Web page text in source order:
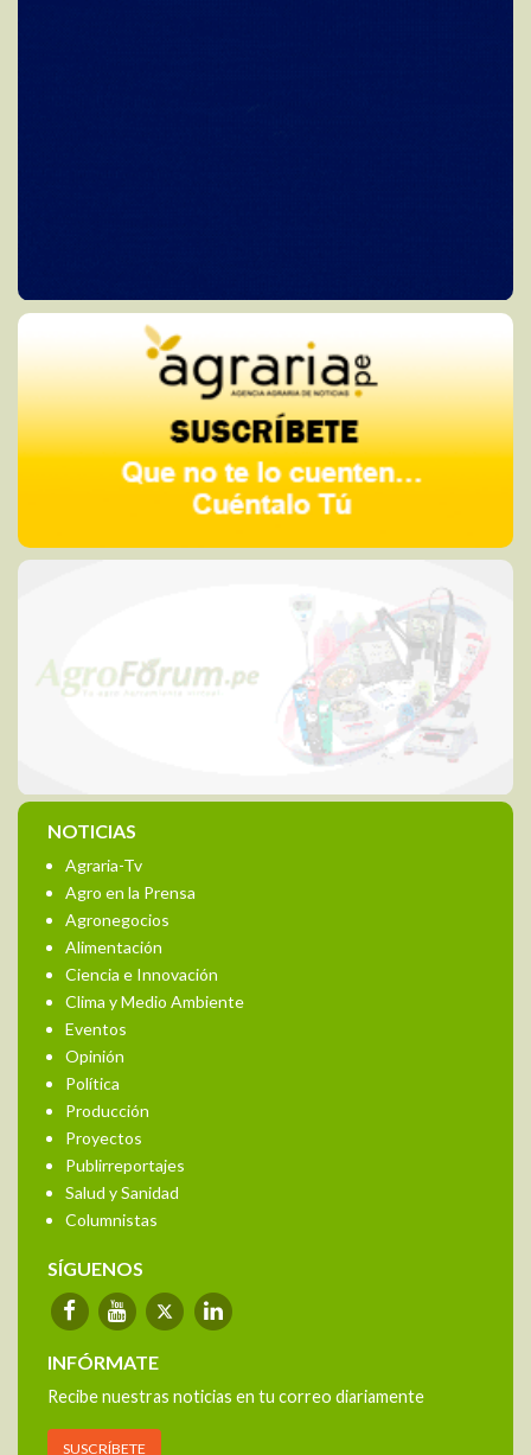
NOTICIAS
Agraria-Tv
Agro en la Prensa
Agronegocios
Alimentación
Ciencia e Innovación
Clima y Medio Ambiente
Eventos
Opinión
Política
Producción
Proyectos
Publirreportajes
Salud y Sanidad
Columnistas
SÍGUENOS
INFÓRMATE
Recibe nuestras noticias en tu correo diariamente
SUSCRÍBETE